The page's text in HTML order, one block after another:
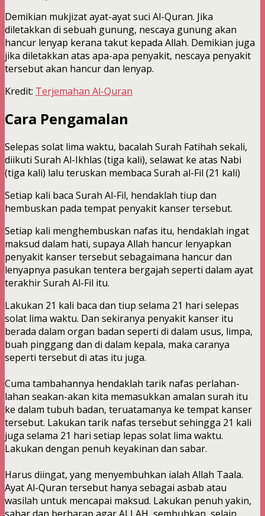
Demikian mukjizat ayat-ayat suci Al-Quran. Jika
diletakkan di sebuah gunung, nescaya gunung akan
hancur lenyap kerana takut kepada Allah. Demikian juga
jika diletakkan atas apa-apa penyakit, nescaya penyakit
tersebut akan hancur dan lenyap.
Kredit: Terjemahan Al-Quran
Cara Pengamalan
Selepas solat lima waktu, bacalah Surah Fatihah sekali,
diikuti Surah Al-Ikhlas (tiga kali), selawat ke atas Nabi
(tiga kali) lalu teruskan membaca Surah al-Fil (21 kali)
Setiap kali baca Surah Al-Fil, hendaklah tiup dan
hembuskan pada tempat penyakit kanser tersebut.
Setiap kali menghembuskan nafas itu, hendaklah ingat
maksud dalam hati, supaya Allah hancur lenyapkan
penyakit kanser tersebut sebagaimana hancur dan
lenyapnya pasukan tentera bergajah seperti dalam ayat
terakhir Surah Al-Fil itu.
Lakukan 21 kali baca dan tiup selama 21 hari selepas
solat lima waktu. Dan sekiranya penyakit kanser itu
berada dalam organ badan seperti di dalam usus, limpa,
buah pinggang dan di dalam kepala, maka caranya
seperti tersebut di atas itu juga.
Cuma tambahannya hendaklah tarik nafas perlahan-
lahan seakan-akan kita memasukkan amalan surah itu
ke dalam tubuh badan, teruatamanya ke tempat kanser
tersebut. Lakukan tarik nafas tersebut sehingga 21 kali
juga selama 21 hari setiap lepas solat lima waktu.
Lakukan dengan penuh keyakinan dan sabar.
Harus diingat, yang menyembuhkan ialah Allah Taala.
Ayat Al-Quran tersebut hanya sebagai asbab atau
wasilah untuk mencapai maksud. Lakukan penuh yakin,